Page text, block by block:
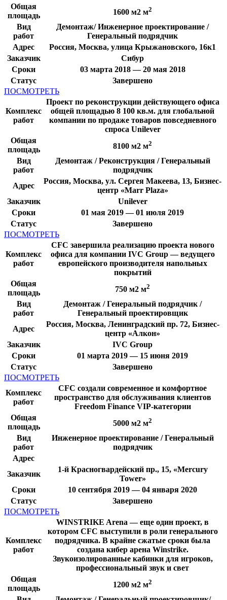
Общая
площадь
1600 м2 м2
Вид
работ
Демонтаж/ Инженерное проектирование /
Генеральный подрядчик
Адрес
Россия, Москва, улица Крыжановского, 16к1
Заказчик
Сибур
Сроки
03 марта 2018 — 20 мая 2018
Статус
Завершено
ПОСМОТРЕТЬ
Комплекс
работ
Проект по реконструкции действующего офиса
общей площадью 8 100 кв.м. для глобальной
компании по продаже товаров повседневного
спроса Unilever
Общая
площадь
8100 м2 м2
Вид
работ
Демонтаж / Реконструкция / Генеральный
подрядчик
Адрес
Россия, Москва, ул. Сергея Макеева, 13, Бизнес-
центр «Marr Plaza»
Заказчик
Unilever
Сроки
01 мая 2019 — 01 июля 2019
Статус
Завершено
ПОСМОТРЕТЬ
Комплекс
работ
CFC завершила реализацию проекта нового
офиса для компании IVC Group — ведущего
европейского производителя напольных
покрытий
Общая
площадь
750 м2 м2
Вид
работ
Демонтаж / Генеральный подрядчик /
Генеральный проектировщик
Адрес
Россия, Москва, Ленинградский пр. 72, Бизнес-
центр «Алкон»
Заказчик
IVC Group
Сроки
01 марта 2019 — 15 июня 2019
Статус
Завершено
ПОСМОТРЕТЬ
Комплекс
работ
CFC создали современное и комфортное
пространство для обслуживания клиентов
Freedom Finance VIP-категории
Общая
площадь
5000 м2 м2
Вид
работ
Инженерное проектирование / Генеральный
подрядчик
Адрес
Заказчик
1-й Красногвардейский пр., 15, «Mercury
Tower»
Сроки
10 сентября 2019 — 04 января 2020
Статус
Завершено
ПОСМОТРЕТЬ
Комплекс
работ
WINSTRIKE Arena — еще один проект, в
котором CFC выступили в роли генерального
подрядчика. В крайне сжатые сроки была
создана кибер арена Winstrike.
Звукоизолированные кабинки для игроков,
профессиональный звук и свет
Общая
площадь
1200 м2 м2